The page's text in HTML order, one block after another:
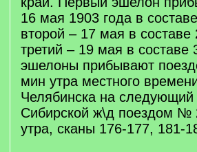
16 мая 1903 года в
второй – 17 мая в составе
третий – 19 мая в составе
эшелоны прибывают
мин утра местного
Челябинска на следующий
Сибирской ж\д поездом №
утра, сканы 176-177, 181-